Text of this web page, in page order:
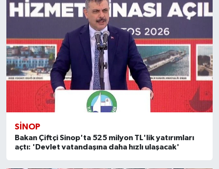
SİNOP
Bakan Çiftçi Sinop'ta 525 milyon TL'lik yatırımları
açtı: 'Devlet vatandaşına daha hızlı ulaşacak'